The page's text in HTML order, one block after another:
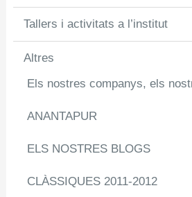
Tallers i activitats a l’institut
Altres
Els nostres companys, els
ANANTAPUR
ELS NOSTRES BLOGS
CLÀSSIQUES 2011-2012